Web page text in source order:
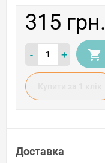
315 грн.
- +
Доставка